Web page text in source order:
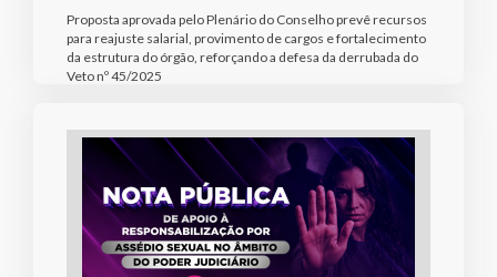
Proposta aprovada pelo Plenário do Conselho prevê recursos
para reajuste salarial, provimento de cargos e fortalecimento
da estrutura do órgão, reforçando a defesa da derrubada do
Veto nº 45/2025